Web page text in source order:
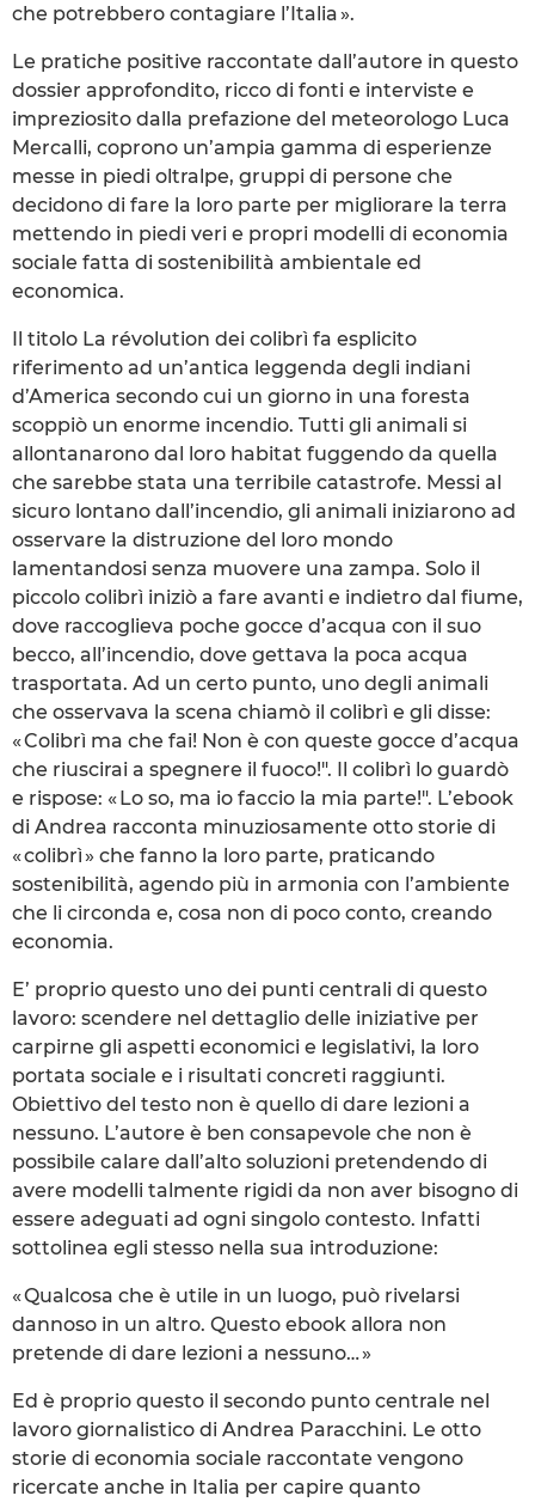
che potrebbero contagiare l’Italia ».
Le pratiche positive raccontate dall’autore in questo
dossier approfondito, ricco di fonti e interviste e
impreziosito dalla prefazione del meteorologo Luca
Mercalli, coprono un’ampia gamma di esperienze
messe in piedi oltralpe, gruppi di persone che
decidono di fare la loro parte per migliorare la terra
mettendo in piedi veri e propri modelli di economia
sociale fatta di sostenibilità ambientale ed
economica.
Il titolo La révolution dei colibrì fa esplicito
riferimento ad un’antica leggenda degli indiani
d’America secondo cui un giorno in una foresta
scoppiò un enorme incendio. Tutti gli animali si
allontanarono dal loro habitat fuggendo da quella
che sarebbe stata una terribile catastrofe. Messi al
sicuro lontano dall’incendio, gli animali iniziarono ad
osservare la distruzione del loro mondo
lamentandosi senza muovere una zampa. Solo il
piccolo colibrì iniziò a fare avanti e indietro dal fiume,
dove raccoglieva poche gocce d’acqua con il suo
becco, all’incendio, dove gettava la poca acqua
trasportata. Ad un certo punto, uno degli animali
che osservava la scena chiamò il colibrì e gli disse:
« Colibrì ma che fai! Non è con queste gocce d’acqua
che riuscirai a spegnere il fuoco!". Il colibrì lo guardò
e rispose: « Lo so, ma io faccio la mia parte!". L’ebook
di Andrea racconta minuziosamente otto storie di
« colibrì » che fanno la loro parte, praticando
sostenibilità, agendo più in armonia con l’ambiente
che li circonda e, cosa non di poco conto, creando
economia.
E’ proprio questo uno dei punti centrali di questo
lavoro: scendere nel dettaglio delle iniziative per
carpirne gli aspetti economici e legislativi, la loro
portata sociale e i risultati concreti raggiunti.
Obiettivo del testo non è quello di dare lezioni a
nessuno. L’autore è ben consapevole che non è
possibile calare dall’alto soluzioni pretendendo di
avere modelli talmente rigidi da non aver bisogno di
essere adeguati ad ogni singolo contesto. Infatti
sottolinea egli stesso nella sua introduzione:
« Qualcosa che è utile in un luogo, può rivelarsi
dannoso in un altro. Questo ebook allora non
pretende di dare lezioni a nessuno… »
Ed è proprio questo il secondo punto centrale nel
lavoro giornalistico di Andrea Paracchini. Le otto
storie di economia sociale raccontate vengono
ricercate anche in Italia per capire quanto